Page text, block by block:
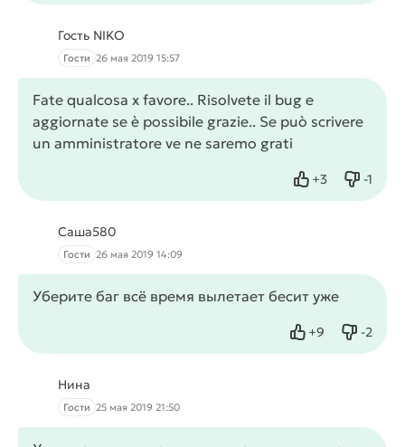
Гость NIKO
Гости 26 мая 2019 15:57
Fate qualcosa x favore.. Risolvete il bug e
aggiornate se è possibile grazie.. Se può scrivere
un amministratore ve ne saremo grati
+3
Нравится -1
Не
Саша580
Гости 26 мая 2019 14:09
Уберите баг всё время вылетает бесит уже
+9
Нравится -2
Не
Нина
Гости 25 мая 2019 21:50